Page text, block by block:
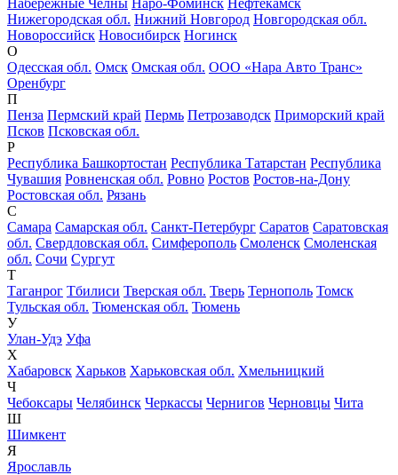
Нижегородская обл. Нижний Новгород Новгородская обл.
Новороссийск Новосибирск Ногинск
О
Одесская обл. Омск Омская обл. ООО «Нара Авто Транс»
Оренбург
П
Пенза Пермский край Пермь Петрозаводск Приморский край
Псков Псковская обл.
Р
Республика Башкортостан Республика Татарстан Республика
Чувашия Ровненская обл. Ровно Ростов Ростов-на-Дону
Ростовская обл. Рязань
С
Самара Самарская обл. Санкт-Петербург Саратов Саратовская
обл. Свердловская обл. Симферополь Смоленск Смоленская
обл. Сочи Сургут
Т
Таганрог Тбилиси Тверская обл. Тверь Тернополь Томск
Тульская обл. Тюменская обл. Тюмень
У
Улан-Удэ Уфа
Х
Хабаровск Харьков Харьковская обл. Хмельницкий
Ч
Чебоксары Челябинск Черкассы Чернигов Черновцы Чита
Ш
Шимкент
Я
Ярославль